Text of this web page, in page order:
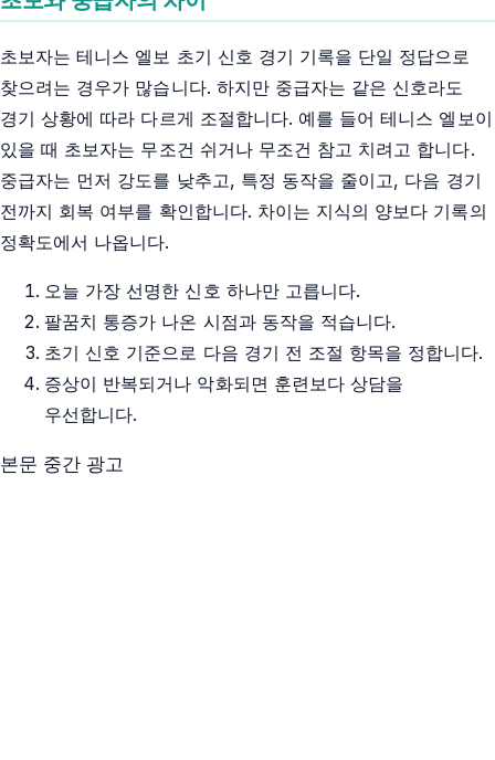
초보자는 테니스 엘보 초기 신호 경기 기록을 단일 정답으로
찾으려는 경우가 많습니다. 하지만 중급자는 같은 신호라도
경기 상황에 따라 다르게 조절합니다. 예를 들어 테니스 엘보이
있을 때 초보자는 무조건 쉬거나 무조건 참고 치려고 합니다.
중급자는 먼저 강도를 낮추고, 특정 동작을 줄이고, 다음 경기
전까지 회복 여부를 확인합니다. 차이는 지식의 양보다 기록의
정확도에서 나옵니다.
오늘 가장 선명한 신호 하나만 고릅니다.
팔꿈치 통증가 나온 시점과 동작을 적습니다.
초기 신호 기준으로 다음 경기 전 조절 항목을 정합니다.
증상이 반복되거나 악화되면 훈련보다 상담을
우선합니다.
본문 중간 광고